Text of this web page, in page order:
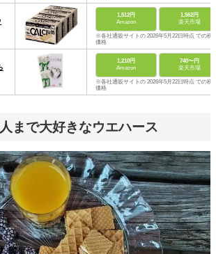
1,512円
Amazon
1,562円
楽天市場
※各社通販サイトの 2026年5月22日時点 での税
価格
1,210円
Amazon
740〜円
楽天市場
※各社通販サイトの 2026年5月22日時点 での税
価格
まで大好きなウエハース